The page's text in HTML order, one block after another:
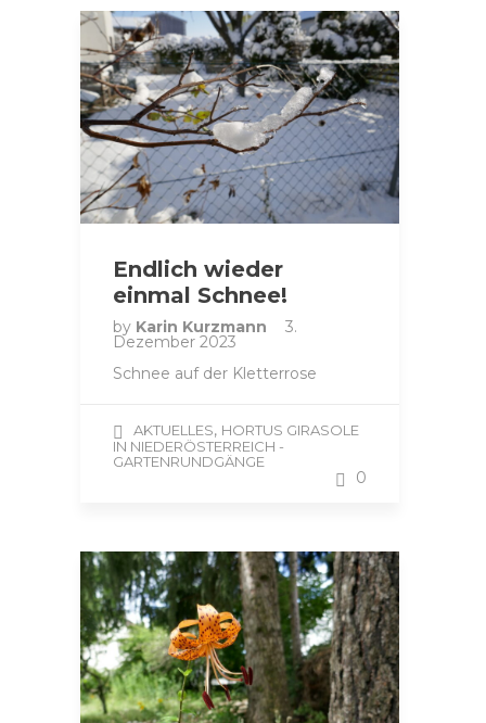
Endlich wieder
einmal Schnee!
by Karin Kurzmann 3.
Dezember 2023
Schnee auf der Kletterrose
AKTUELLES, HORTUS GIRASOLE
IN NIEDERÖSTERREICH -
GARTENRUNDGÄNGE
0